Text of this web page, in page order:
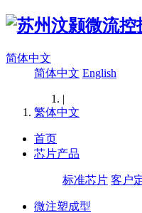
简体中文
简体中文 English
|
繁体中文
首页
芯片产品
标准芯片 客户
微注塑成型